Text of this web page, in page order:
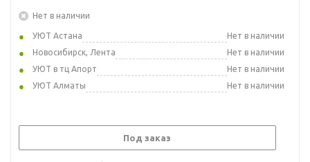
Нет в наличии
УЮТ Астана
Нет в наличии
Новосибирск, Лента
Нет в наличии
УЮТ в тц Апорт
Нет в наличии
УЮТ Алматы
Нет в наличии
Под заказ